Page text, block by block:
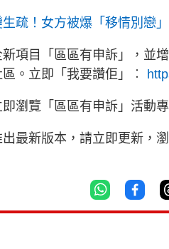
疏！女方被爆「移情別戀
新項目「區區有申訴」，並
。立即「我要讚佢」︰
瀏覽「區區有申訴」活動專
最新版本，請立即更新，